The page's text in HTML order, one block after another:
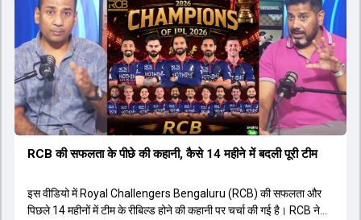
ने कहा कि टूर्नामेंट जीतने वाली टीम के अलावा इस सीजन की सबसे बड़ी बात इस
युवा खिलाड़ी का प्रदर्शन रहा है, जिसे देखने के लिए स्टेडियम में भारी भीड़ उमड़ती
थी। शानदार प्रदर्शन के बाद इस युवा खिलाड़ी को श्रीलंका में होने वाली
त्रिकोणीय सीरीज के लिए इंडिया ए टीम में भी शामिल कर लिया गया है।
RCB की सफलता के पीछे की कहानी, कैसे 14 महीने में बदली पूरी टीम
इस वीडियो में Royal Challengers Bengaluru (RCB) की सफलता और
पिछले 14 महीनों में टीम के रीबिल्ड होने की कहानी पर चर्चा की गई है। RCB ने